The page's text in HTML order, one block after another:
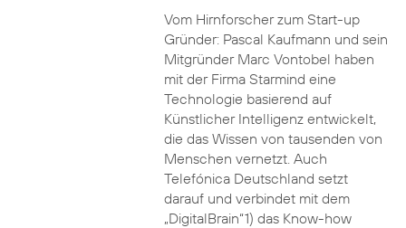
Vom Hirnforscher zum Start-up
Gründer: Pascal Kaufmann und sein
Mitgründer Marc Vontobel haben
mit der Firma Starmind eine
Technologie basierend auf
Künstlicher Intelligenz entwickelt,
die das Wissen von tausenden von
Menschen vernetzt. Auch
Telefónica Deutschland setzt
darauf und verbindet mit dem
„DigitalBrain“1) das Know-how